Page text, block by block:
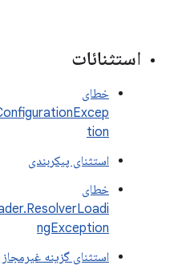
استثنائات
خطای
tion
استثنای پیکربندی
خطای
ngException
استثنای گزینه غیرمجاز